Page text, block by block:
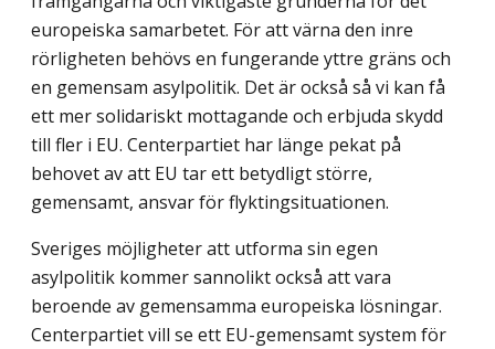
europeiska samarbetet. För att värna den inre
rörligheten behövs en fungerande yttre gräns och
en gemensam asylpolitik. Det är också så vi kan få
ett mer solidariskt mottagande och erbjuda skydd
till fler i EU. Centerpartiet har länge pekat på
behovet av att EU tar ett betydligt större,
gemensamt, ansvar för flyktingsituationen.
Sveriges möjligheter att utforma sin egen
asylpolitik kommer sannolikt också att vara
beroende av gemensamma europeiska lösningar.
Centerpartiet vill se ett EU-gemensamt system för